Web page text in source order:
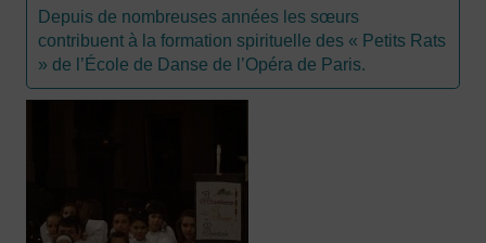
Depuis de nombreuses années les sœurs
contribuent à la formation spirituelle des « Petits Rats
» de l’École de Danse de l’Opéra de Paris.